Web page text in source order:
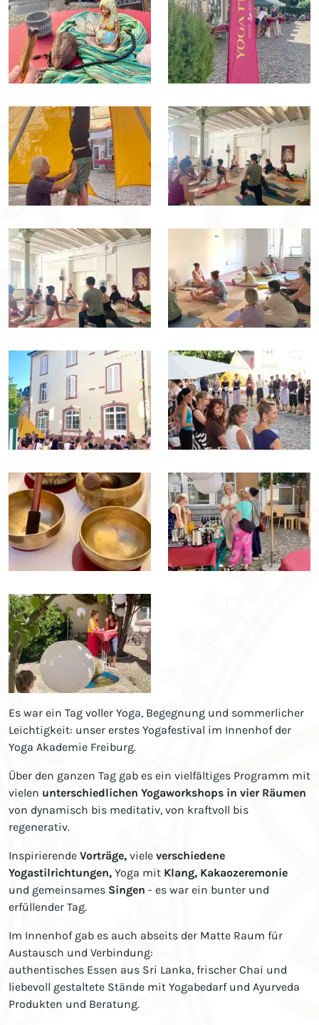
Es war ein Tag voller Yoga, Begegnung und sommerlicher
Leichtigkeit: unser erstes Yogafestival im Innenhof der
Yoga Akademie Freiburg.
Über den ganzen Tag gab es ein vielfältiges Programm mit
vielen unterschiedlichen Yogaworkshops in vier Räumen
von dynamisch bis meditativ, von kraftvoll bis
regenerativ.
Inspirierende Vorträge, viele verschiedene
Yogastilrichtungen, Yoga mit Klang, Kakaozeremonie
und gemeinsames Singen - es war ein bunter und
erfüllender Tag.
Im Innenhof gab es auch abseits der Matte Raum für
Austausch und Verbindung:
authentisches Essen aus Sri Lanka, frischer Chai und
liebevoll gestaltete Stände mit Yogabedarf und Ayurveda
Produkten und Beratung.